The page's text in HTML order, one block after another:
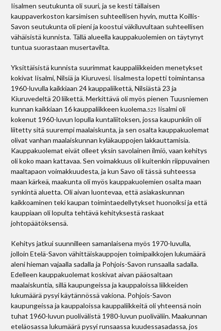
Iisalmen seutukunta oli suuri, ja se kesti tällaisen
kauppaverkoston karsimisen suhteellisen hyvin, mutta Koillis-
Savon seutukunta oli pieni ja koostui väkiluvultaan suhteellisen
vähäisistä kunnista. Tällä alueella kauppakuolemien on täytynyt
tuntua suorastaan musertavilta.
Yksittäisistä kunnista suurimmat kauppaliikkeiden menetykset
kokivat Iisalmi, Nilsiä ja Kiuruvesi. Iisalmesta lopetti toimintansa
1960-luvulla kaikkiaan 24 kauppaliikettä, Nilsiästä 23 ja
Kiuruvedeltä 20 liikettä. Merkittävä oli myös pienen Tuusniemen
kunnan kaikkiaan 16 kauppaliikkeen kuolema.525 Iisalmi oli
kokenut 1960-luvun lopulla kuntaliitoksen, jossa kaupunkiin oli
liitetty sitä suurempi maalaiskunta, ja sen osalta kauppakuolemat
olivat vanhan maalaiskunnan kyläkauppojen lakkauttamisia.
Kauppakuolemat eivät olleet yksin savolainen ilmiö, vaan kehitys
oli koko maan kattavaa. Sen voimakkuus oli kuitenkin riippuvainen
maaltapaon voimakkuudesta, ja kun Savo oli tässä suhteessa
maan kärkeä, maakunta oli myös kauppakuolemien osalta maan
synkintä aluetta. Oli aivan luontevaa, että asiakaskunnan
kaikkoaminen teki kaupan toimintaedellytykset huonoiksi ja että
kauppiaan oli lopulta tehtävä kehityksestä raskaat
johtopäätöksensä.
Kehitys jatkui suunnilleen samanlaisena myös 1970-luvulla,
jolloin Etelä-Savon vähittäiskauppojen toimipaikkojen lukumäärä
aleni hieman vajaalla sadalla ja Pohjois-Savon runsaalla sadalla.
Edelleen kauppakuolemat koskivat aivan pääosaltaan
maalaiskuntia, sillä kaupungeissa ja kauppaloissa liikkeiden
lukumäärä pysyi käytännössä vakiona. Pohjois-Savon
kaupungeissa ja kauppaloissa kauppaliikkeitä oli yhteensä noin
tuhat 1960-luvun puolivälistä 1980-luvun puoliväliin. Maakunnan
eteläosassa lukumäärä pysyi runsaassa kuudessasadassa, jos